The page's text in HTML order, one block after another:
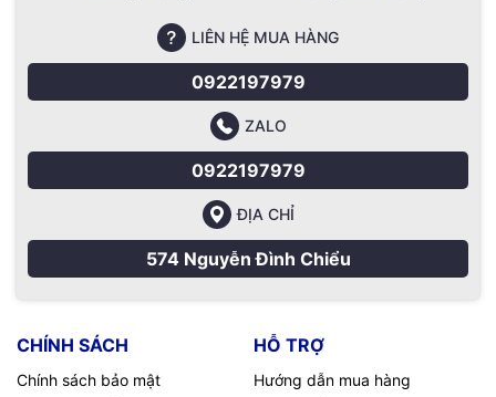
LIÊN HỆ MUA HÀNG
0922197979
ZALO
0922197979
ĐỊA CHỈ
574 Nguyễn Đình Chiểu
CHÍNH SÁCH
Chính sách bảo mật
HỖ TRỢ
Hướng dẫn mua hàng